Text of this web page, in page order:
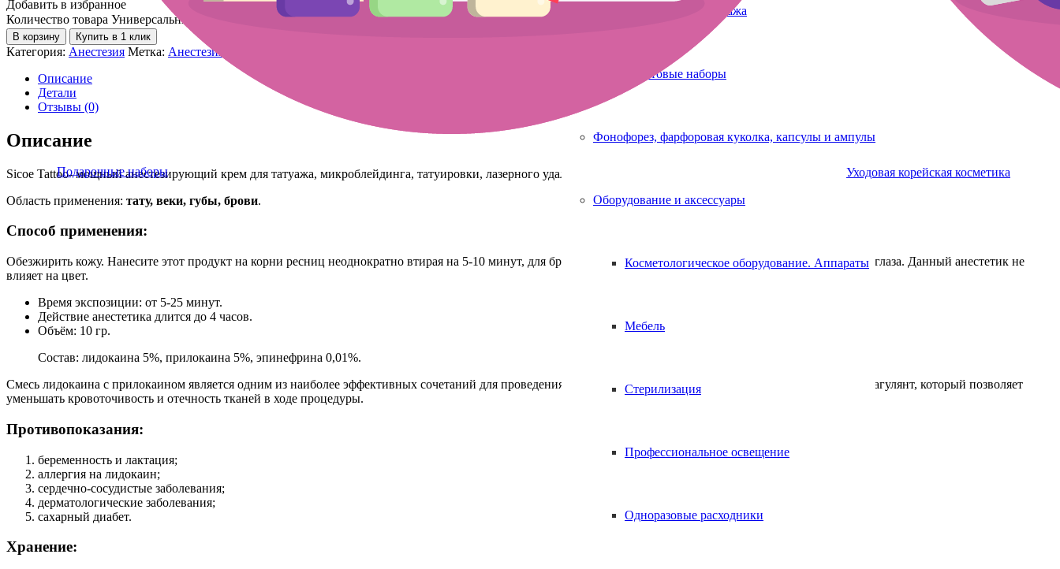
Аппараты для татуажа
Стартовые наборы
Фонофорез, фарфоровая куколка, капсулы и ампулы
Оборудование и аксессуары
Косметологическое оборудование. Аппараты
Мебель
Стерилизация
Профессиональное освещение
Одноразовые расходники
Подарочные наборы Уходовая корейская косметика
Добавить в избранное
Количество товара Универсальный анестетик Sicoe Tattoo
В корзину Купить в 1 клик
Категория: Анестезия Метка: Анестезия
Описание
Детали
Отзывы (0)
Описание
Sicoe Tattoo- мощный анестезирующий крем для татуажа, микроблейдинга, татуировки, лазерного удаления, эпиляции и других косметологических процедур.
Область применения: тату, веки, губы, брови.
Способ применения:
Обезжирить кожу. Нанесите этот продукт на корни ресниц неоднократно втирая на 5-10 минут, для бровей и губ 15-25 мин, под плёнку, избегайте попадания в глаза. Данный анестетик не
влияет на цвет.
Время экспозиции: от 5-25 минут.
Действие анестетика длится до 4 часов.
Объём: 10 гр.
Состав: лидокаина 5%, прилокаина 5%, эпинефрина 0,01%.
Смесь лидокаина с прилокаином является одним из наиболее эффективных сочетаний для проведения инфильтрационной анестезии. Эпинефрин – мощный коагулянт, который позволяет
уменьшать кровоточивость и отечность тканей в ходе процедуры.
Противопоказания:
беременность и лактация;
аллергия на лидокаин;
сердечно-сосудистые заболевания;
дерматологические заболевания;
сахарный диабет.
Хранение: